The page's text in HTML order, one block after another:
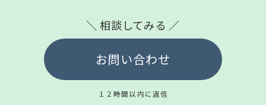
＼ 相談してみる ／
お問い合わせ
１２時間以内に返信